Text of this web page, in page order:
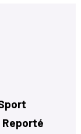
Reporté